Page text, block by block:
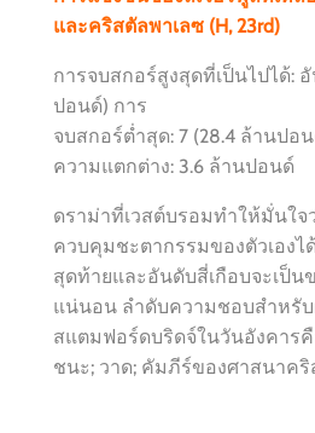
และคริสตัลพาเลซ (H, 23rd)
การจบสกอร์สูงสุดที่เป็นไปได้:
ปอนด์) การ
จบสกอร์ต่ำสุด: 7 (28.4 ล้านปอ
ความแตกต่าง: 3.6 ล้านปอนด์
ดราม่าที่เวสต์บรอมทำให้มั่นใจ
ควบคุมชะตากรรมของตัวเองไ
สุดท้ายและอันดับสี่เกือบจะเป็น
แน่นอน ลำดับความชอบสำหรั
สแตมฟอร์ดบริดจ์ในวันอังคารคื
ชนะ; วาด; คัมภีร์ของศาสนาคริ